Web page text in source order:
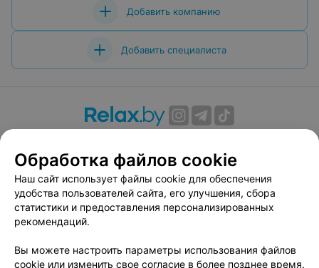
Добавить компанию
Добавить специалиста
Вакансии
Публичный договор
Способы оплаты
Публичный договор по использованию сервиса
«Афиша»
Пользовательское соглашение
Связаться по вопросам сотрудничества
Обработка файлов cookie
Наш сайт использует файлы cookie для обеспечения
удобства пользователей сайта, его улучшения, сбора
статистики и предоставления персонализированных
рекомендаций.
Вы можете настроить параметры использования файлов
cookie или изменить свое согласие в более позднее время.